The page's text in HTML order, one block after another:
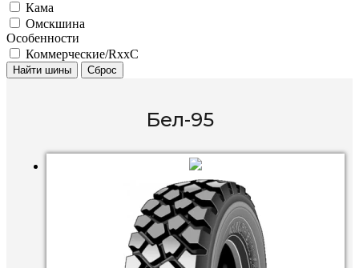
Кама
Омскшина
Особенности
Коммерческие/RxxC
Найти шины Сброс
Бел-95